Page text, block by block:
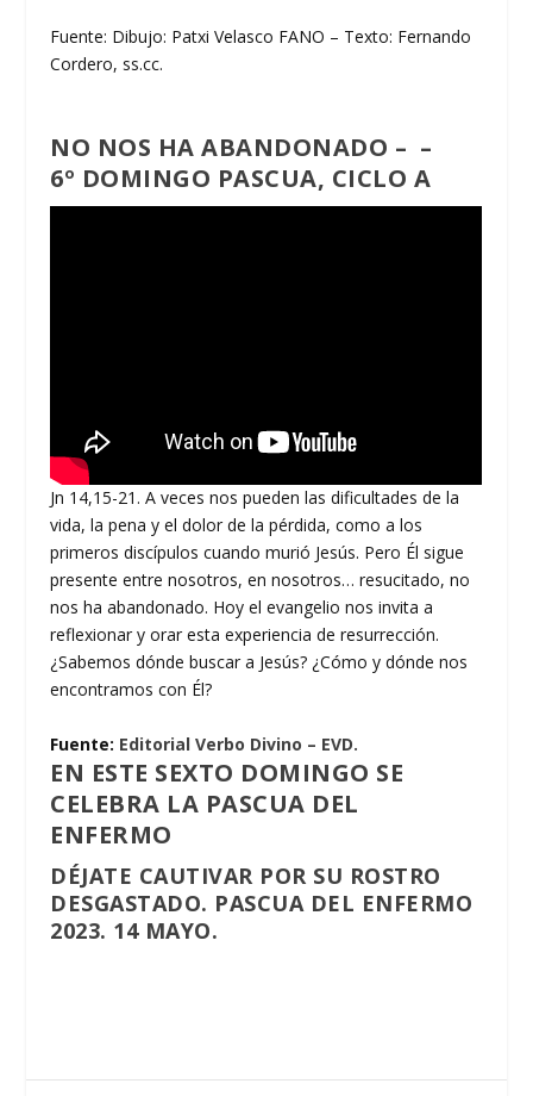
Fuente: Dibujo: Patxi Velasco FANO – Texto: Fernando
Cordero, ss.cc.
NO NOS HA ABANDONADO – –
6º DOMINGO PASCUA, CICLO A
Jn 14,15-21. A veces nos pueden las dificultades de la
vida, la pena y el dolor de la pérdida, como a los
primeros discípulos cuando murió Jesús. Pero Él sigue
presente entre nosotros, en nosotros… resucitado, no
nos ha abandonado. Hoy el evangelio nos invita a
reflexionar y orar esta experiencia de resurrección.
¿Sabemos dónde buscar a Jesús? ¿Cómo y dónde nos
encontramos con Él?
Fuente: Editorial Verbo Divino – EVD.
EN ESTE SEXTO DOMINGO SE
CELEBRA LA PASCUA DEL
ENFERMO
DÉJATE CAUTIVAR POR SU ROSTRO
DESGASTADO. PASCUA DEL ENFERMO
2023. 14 MAYO.